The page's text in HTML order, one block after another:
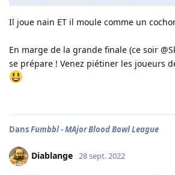
Il joue nain ET il moule comme un
En marge de la grande finale (ce soir
se prépare ! Venez piétiner les joueurs
DansFumbbl - MAjor Blood Bowl League
Diablange 28 sept. 2022